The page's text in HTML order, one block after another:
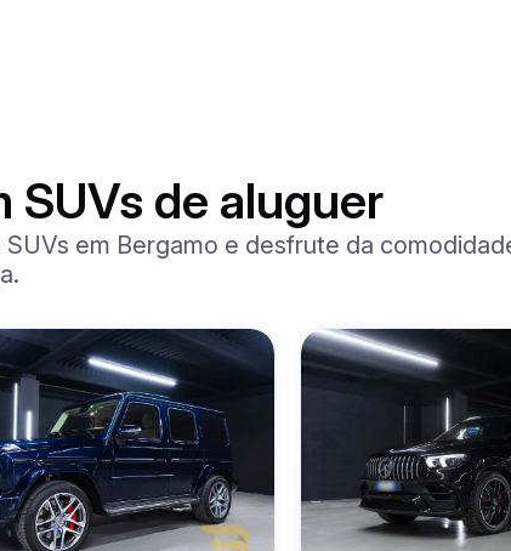
SUVs de aluguer
em Bergamo e desfrute da